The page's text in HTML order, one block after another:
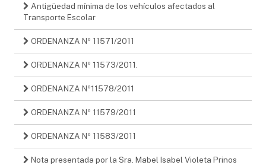
Antigüedad mínima de los vehículos afectados al
Transporte Escolar
ORDENANZA Nº 11571/2011
ORDENANZA Nº 11573/2011.
ORDENANZA Nº11578/2011
ORDENANZA Nº 11579/2011
ORDENANZA Nº 11583/2011
Nota presentada por la Sra. Mabel Isabel Violeta Prinos